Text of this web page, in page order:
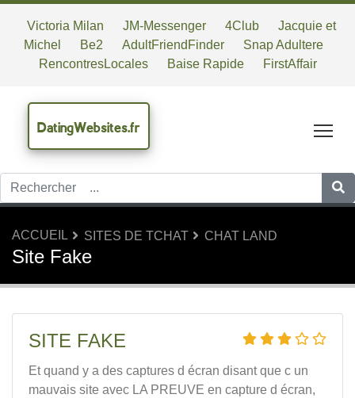
Victoria Milan JM-Messenger 4Club
Jacquie et
Michel
Be2 AdultFriendFinder
Snap Adultere
RencontresLocales
Baise Rapide FirstAffair
DatingWebsites.fr
ACCUEIL SITES DE TCHAT CHAT LAND
Site Fake
SITE FAKE
Et quand y a des captures d écran disant que c un
mauvais site avec LA PREUVE en capture d écran,